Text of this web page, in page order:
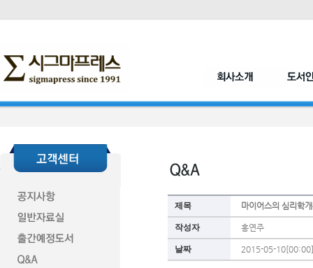
제목 마이어스의 심리학
작성자 홍연주
날짜 2015-05-10[00:00]